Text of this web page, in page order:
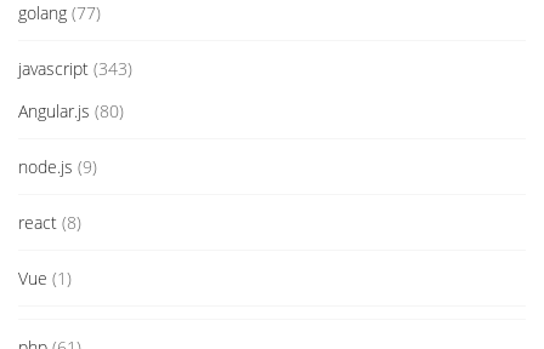
golang (77)
javascript (343)
Angular.js (80)
node.js (9)
react (8)
Vue (1)